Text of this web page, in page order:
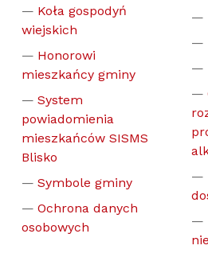
Koła gospodyń
wiejskich
Honorowi
mieszkańcy gminy
System
powiadomienia
mieszkańców SISMS
Blisko
Symbole gminy
Ochrona danych
osobowych